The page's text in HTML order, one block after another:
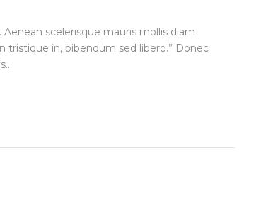
scelerisque mauris mollis diam
tristique in, bibendum sed libero.” Donec